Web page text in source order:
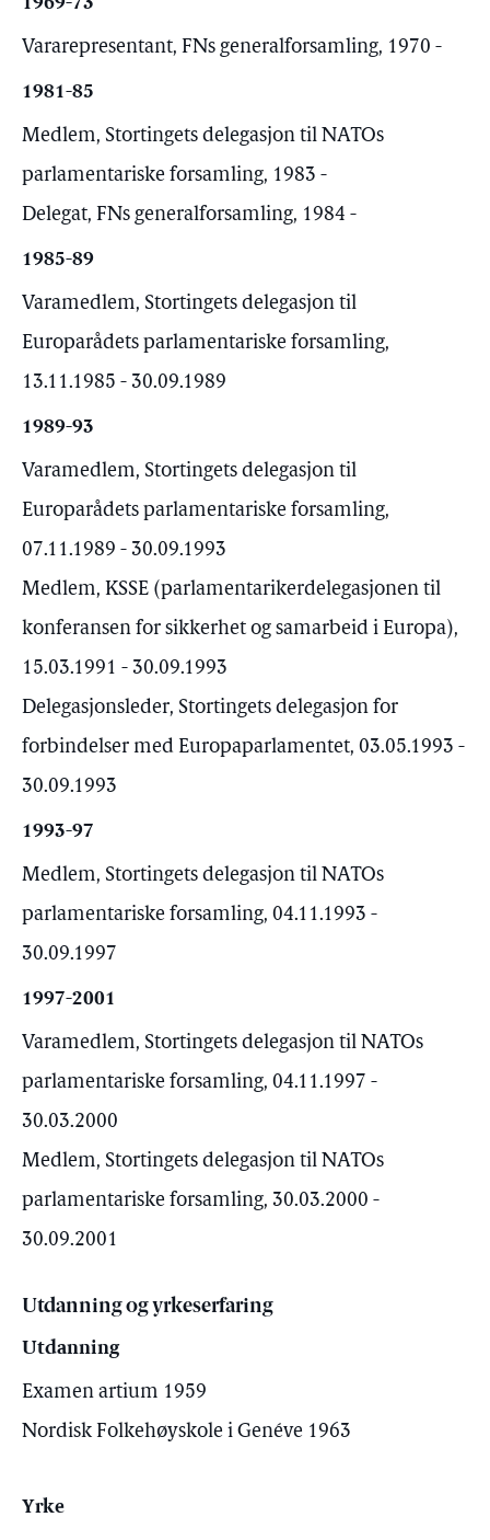
Vararepresentant, FNs generalforsamling, 1970 -
1981-85
Medlem, Stortingets delegasjon til NATOs
parlamentariske forsamling, 1983 -
Delegat, FNs generalforsamling, 1984 -
1985-89
Varamedlem, Stortingets delegasjon til
Europarådets parlamentariske forsamling,
13.11.1985 - 30.09.1989
1989-93
Varamedlem, Stortingets delegasjon til
Europarådets parlamentariske forsamling,
07.11.1989 - 30.09.1993
Medlem, KSSE (parlamentarikerdelegasjonen til
konferansen for sikkerhet og samarbeid i Europa),
15.03.1991 - 30.09.1993
Delegasjonsleder, Stortingets delegasjon for
forbindelser med Europaparlamentet, 03.05.1993 -
30.09.1993
1993-97
Medlem, Stortingets delegasjon til NATOs
parlamentariske forsamling, 04.11.1993 -
30.09.1997
1997-2001
Varamedlem, Stortingets delegasjon til NATOs
parlamentariske forsamling, 04.11.1997 -
30.03.2000
Medlem, Stortingets delegasjon til NATOs
parlamentariske forsamling, 30.03.2000 -
30.09.2001
Utdanning og yrkeserfaring
Utdanning
Examen artium 1959
Nordisk Folkehøyskole i Genéve 1963
Yrke